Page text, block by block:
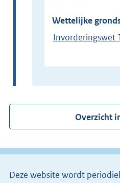
Wettelijke
Invorderingswet
Overzicht
Deze website wordt